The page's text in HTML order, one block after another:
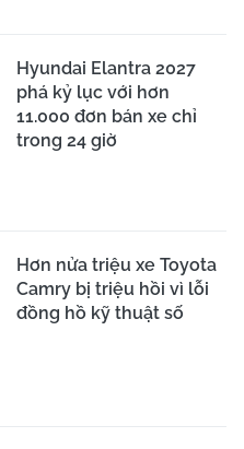
Hyundai Elantra 2027
phá kỷ lục với hơn
11.000 đơn bán xe chỉ
trong 24 giờ
Hơn nửa triệu xe Toyota
Camry bị triệu hồi vì lỗi
đồng hồ kỹ thuật số